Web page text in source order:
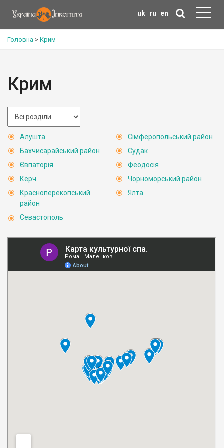
uk ru en
Головна > Крим
Крим
Алушта
Бахчисарайський район
Євпаторія
Керч
Красноперекопський
район
Севастополь
Сімферопольський район
Судак
Феодосія
Чорноморський район
Ялта